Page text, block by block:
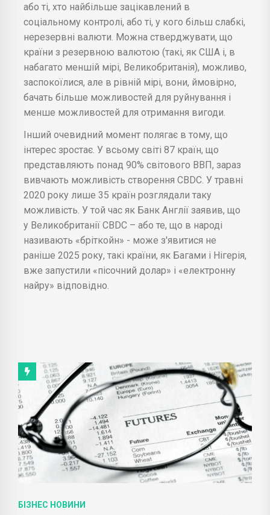
або ті, хто найбільше зацікавлений в
соціальному контролі, або ті, у кого більш слабкі,
нерезервні валюти. Можна стверджувати, що
країни з резервною валютою (такі, як США і, в
набагато меншій мірі, Великобританія), можливо,
заспокоїлися, але в рівній мірі, вони, ймовірно,
бачать більше можливостей для руйнування і
менше можливостей для отримання вигоди.
Інший очевидний момент полягає в тому, що
інтерес зростає. У всьому світі 87 країн, що
представляють понад 90% світового ВВП, зараз
вивчають можливість створення CBDC. У травні
2020 року лише 35 країн розглядали таку
можливість. У той час як Банк Англії заявив, що
у Великобританії CBDC – або те, що в народі
називають «бріткойн» - може з'явитися не
раніше 2025 року, такі країни, як Багами і Нігерія,
вже запустили «пісочний долар» і «електронну
найру» відповідно.
БІЗНЕС НОВИНИ